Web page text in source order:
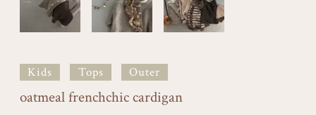
Kids Tops Outer
oatmeal frenchchic cardigan